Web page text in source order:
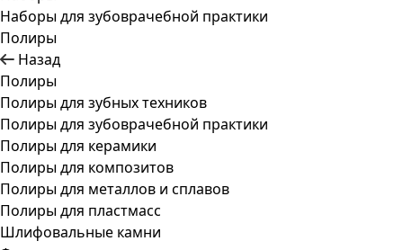
Наборы для зубоврачебной практики
Полиры
Назад
Полиры
Полиры для зубных техников
Полиры для зубоврачебной практики
Полиры для керамики
Полиры для композитов
Полиры для металлов и сплавов
Полиры для пластмасс
Шлифовальные камни